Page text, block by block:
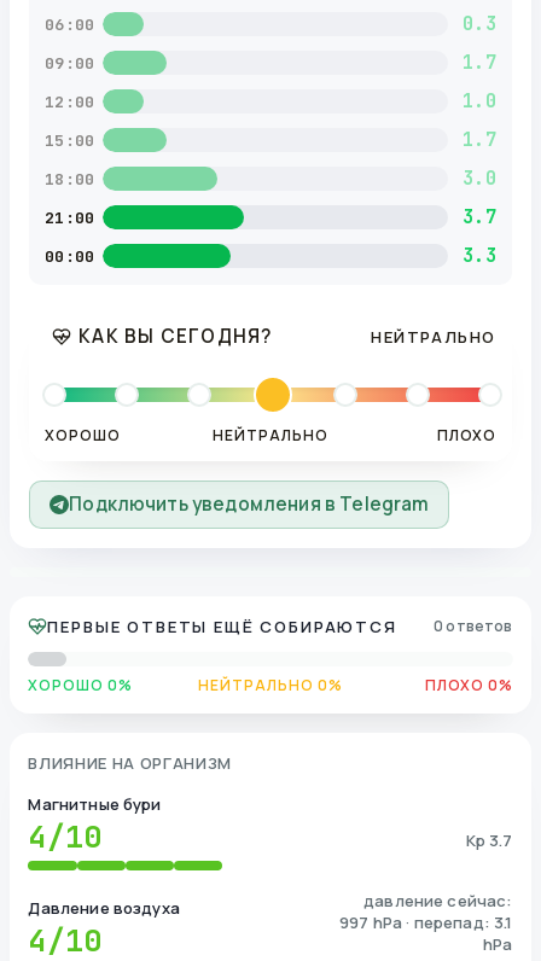
06:00 0.3
09:00 1.7
12:00 1.0
15:00 1.7
18:00 3.0
21:00 3.7
00:00 3.3
КАК ВЫ СЕГОДНЯ? НЕЙТРАЛЬНО
ХОРОШО НЕЙТРАЛЬНО ПЛОХО
Подключить уведомления в Telegram
ПЕРВЫЕ ОТВЕТЫ ЕЩЁ СОБИРАЮТСЯ 0 ответов
ХОРОШО 0% НЕЙТРАЛЬНО 0% ПЛОХО 0%
ВЛИЯНИЕ НА ОРГАНИЗМ
Магнитные бури
4/10 Kp 3.7
Давление воздуха
4/10
давление сейчас:
997 hPa · перепад: 3.1
hPa